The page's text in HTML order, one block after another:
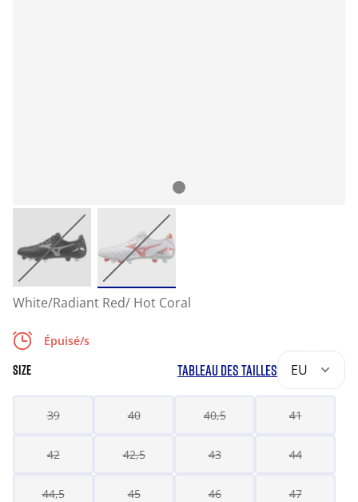
White/Radiant Red/ Hot Coral
Épuisé/s
SIZE TABLEAU DES TAILLES EU
39 40 40,5 41
42 42,5 43 44
44,5 45 46 47